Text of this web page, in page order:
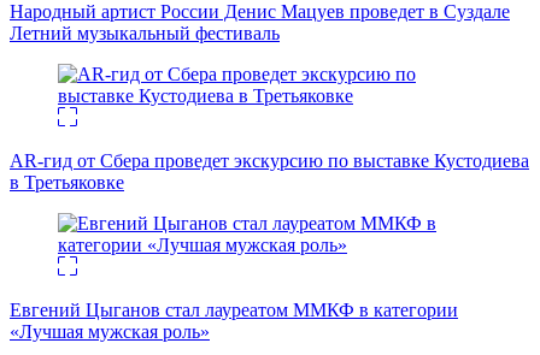
Народный артист России Денис Мацуев проведет в Суздале
Летний музыкальный фестиваль
AR-гид от Сбера проведет экскурсию по выставке Кустодиева
в Третьяковке
Евгений Цыганов стал лауреатом ММКФ в категории
«Лучшая мужская роль»